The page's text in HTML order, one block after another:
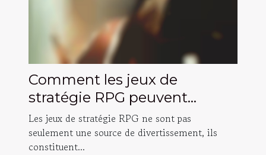
Comment les jeux de
stratégie RPG peuvent
améliorer vos compétences
de prise de décision ?
Les jeux de stratégie RPG ne sont pas
seulement une source de divertissement, ils
constituent...